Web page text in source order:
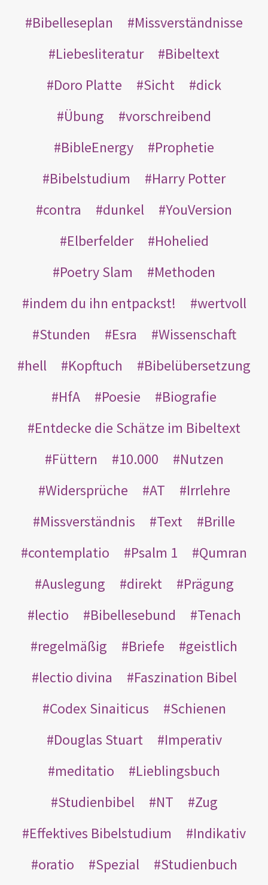
Bibelleseplan
Missverständnisse
Liebesliteratur
Bibeltext
Doro Platte
Sicht
dick
Übung
vorschreibend
BibleEnergy
Prophetie
Bibelstudium
Harry Potter
contra
dunkel
YouVersion
Elberfelder
Hohelied
Poetry Slam
Methoden
indem du ihn entpackst!
wertvoll
Stunden
Esra
Wissenschaft
hell
Kopftuch
Bibelübersetzung
HfA
Poesie
Biografie
Entdecke die Schätze im Bibeltext
Füttern
10.000
Nutzen
Widersprüche
AT
Irrlehre
Missverständnis
Text
Brille
contemplatio
Psalm 1
Qumran
Auslegung
direkt
Prägung
lectio
Bibellesebund
Tenach
regelmäßig
Briefe
geistlich
lectio divina
Faszination Bibel
Codex Sinaiticus
Schienen
Douglas Stuart
Imperativ
meditatio
Lieblingsbuch
Studienbibel
NT
Zug
Effektives Bibelstudium
Indikativ
oratio
Spezial
Studienbuch